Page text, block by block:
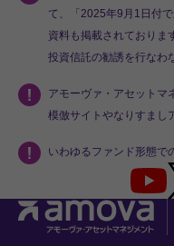
て、「2025年9月1日付
資料も掲載されておりま
投資信託の勧誘を行なわ
アモーヴァ・アセットマ
模倣サイトやなりすまし
いわゆるファンド形態で
Youtube X